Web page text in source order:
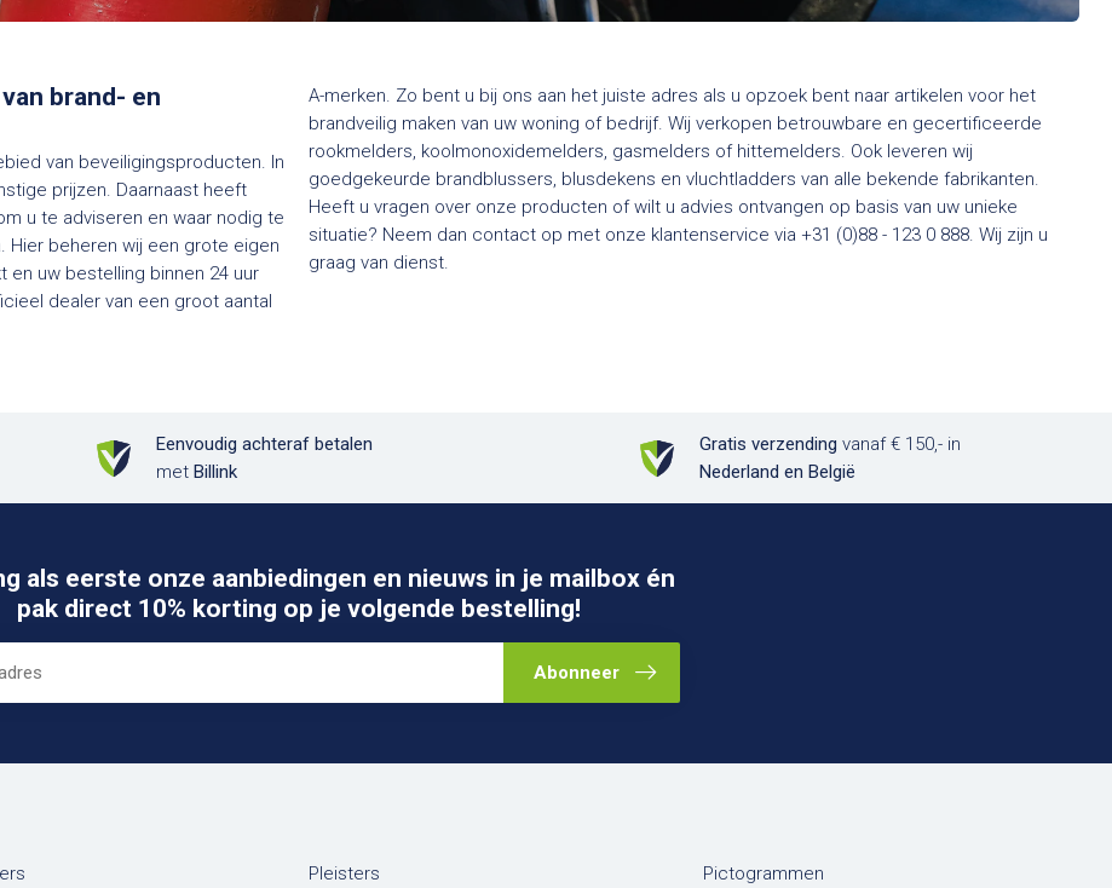
brand- en
van beveiligingsproducten. In
prijzen. Daarnaast heeft
u te adviseren en waar nodig te
Hier beheren wij een grote eigen
uw bestelling binnen 24 uur
A-merken. Zo bent u bij ons aan het juiste adres als u opzoek bent naar artikelen voor het
brandveilig maken van uw woning of bedrijf. Wij verkopen betrouwbare en gecertificeerde
rookmelders, koolmonoxidemelders, gasmelders of hittemelders. Ook leveren wij
goedgekeurde brandblussers, blusdekens en vluchtladders van alle bekende fabrikanten.
Heeft u vragen over onze producten of wilt u advies ontvangen op basis van uw unieke
situatie? Neem dan contact op met onze klantenservice via +31 (0)88 - 123 0 888. Wij zijn u
graag van dienst.
Eenvoudig achteraf betalen
met Billink
Gratis verzending vanaf € 150,- in
Nederland en België
als eerste onze aanbiedingen en nieuws in je mailbox én
pak direct 10% korting op je volgende bestelling!
Abonneer
Pleisters Pictogrammen